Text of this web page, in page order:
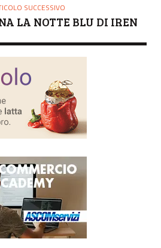
SUCCESSIVO
LA NOTTE BLU DI IREN